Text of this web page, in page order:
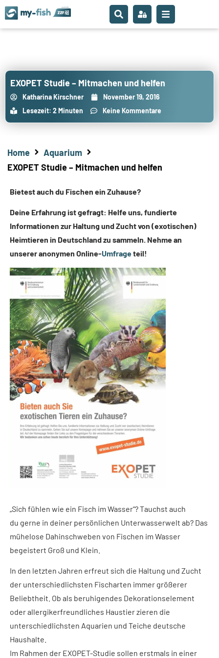
EXOPET Studie – Mitmachen und helfen
Katharina Kirschner
November 19, 2016
Lesezeit: 2 Minuten
Keine Kommentare
Home
Aquarium
EXOPET Studie – Mitmachen und helfen
Bietest auch du Fischen ein Zuhause?
Deine Erfahrung ist gefragt: Helfe uns, fundierte
Informationen zur Haltung und Zucht von (exotischen)
Heimtieren in Deutschland zu sammeln. Nehme an
unserer anonymen Online-Umfrageteil!
„Sich fühlen wie ein Fisch im Wasser“? Tauchst auch
du gerne in deiner persönlichen Unterwasserwelt ab? Das
mühelose Dahinschweben von Fischen im Wasser
begeistert Groß und Klein.
In den letzten Jahren erfreut sich die Haltung und Zucht
der unterschiedlichsten Fischarten immer größerer
Beliebtheit. Ob als beruhigendes Dekorationselement
oder allergikerfreundliches Haustier zieren die
unterschiedlichsten Aquarien und Teiche deutsche
Haushalte.
Im Rahmen der EXOPET-Studie sollen erstmals in einer